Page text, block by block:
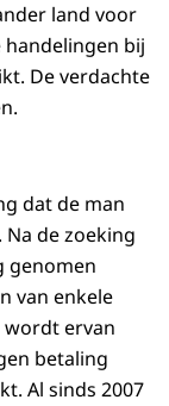
land voor
handelingen bij
De verdachte
dat de man
de zoeking
genomen
van enkele
wordt ervan
betaling
Al sinds 2007